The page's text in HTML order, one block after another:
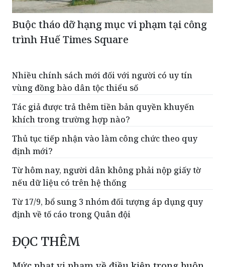
trình Huế Times Square
Nhiều chính sách mới đối với người có uy tín
vùng đồng bào dân tộc thiểu số
Tác giả được trả thêm tiền bản quyền khuyến
khích trong trường hợp nào?
Thủ tục tiếp nhận vào làm công chức theo quy
định mới?
Từ hôm nay, người dân không phải nộp giấy tờ
nếu dữ liệu có trên hệ thống
Từ 17/9, bổ sung 3 nhóm đối tượng áp dụng quy
định về tố cáo trong Quân đội